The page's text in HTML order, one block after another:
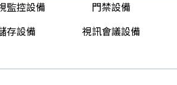
監控設備
門禁設備
存設備
視訊會議設備